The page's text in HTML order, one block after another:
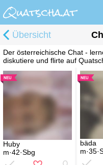
Übersicht
Der österreichische Chat -
diskutiere und flirte auf
Huby
m·42·Sbg
bäda